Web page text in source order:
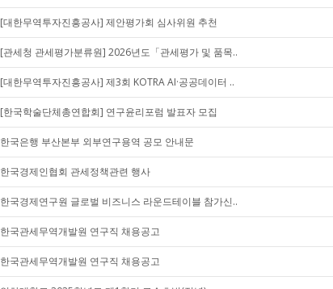
[대한무역투자진흥공사] 제안평가회 심사위원 추천
[관세청 관세평가분류원] 2026년도「관세평가 및 품목..
[대한무역투자진흥공사] 제3회 KOTRA AI·공공데이터 ..
[한국학술단체총연합회] 연구윤리포럼 발표자 모집
한국은행 부산본부 외부연구용역 공모 안내문
한국경제인협회 관세정책관련 행사
한국경제연구원 글로벌 비즈니스 라운드테이블 참가신..
한국관세무역개발원 연구직 채용공고
한국관세무역개발원 연구직 채용공고